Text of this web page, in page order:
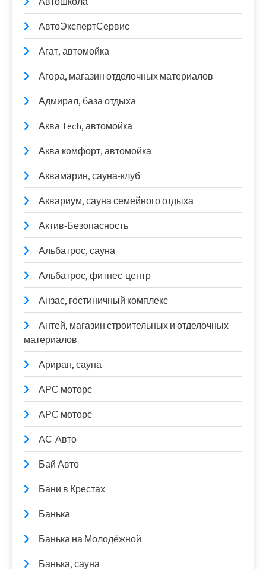
АвтоЭкспертСервис
Агат, автомойка
Агора, магазин отделочных материалов
Адмирал, база отдыха
Аква Tech, автомойка
Аква комфорт, автомойка
Аквамарин, сауна-клуб
Аквариум, сауна семейного отдыха
Актив-Безопасность
Альбатрос, сауна
Альбатрос, фитнес-центр
Анзас, гостиничный комплекс
Антей, магазин строительных и отделочных
материалов
Ариран, сауна
АРС моторс
АРС моторс
АС-Авто
Бай Авто
Бани в Крестах
Банька
Банька на Молодёжной
Банька, сауна